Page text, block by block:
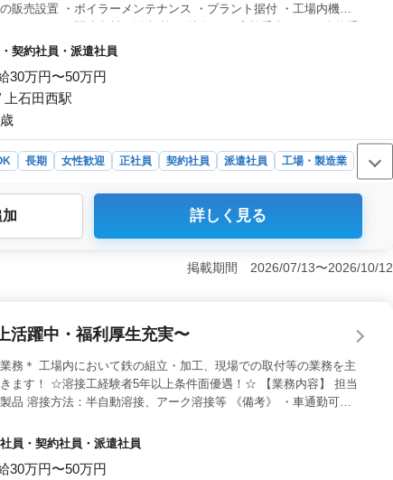
販売設置 ・ボイラーメンテナンス ・プラント据付 ・工場内機械
な50代以上の方が活躍中！ ぜひ皆様の経験を存分に発揮してくだ
契約社員・派遣社員
30万円〜50万円
上石田西駅
長期 女性歓迎 正社員 契約社員 派遣社員 工場・製造業
区上石田町にある配管関連の企業では、経験豊富な溶接工を
が活躍する環境で、残業も少なめで働きやすい環境です。正
台などの溶接業務が含まれます。また、ボイラーや機械機器の
して、家族手当や資格手当などが整っており、働きやすい
活かして、溶接工としてさらなるキャリアを築きたい方々に
詳しく見る
掲載期間 2026/07/13〜2026/10/12
活躍中・福利厚生充実〜
務＊ 工場内において鉄の組立・加工、現場での取付等の業務を主
ます！ ☆溶接工経験者5年以上条件面優遇！☆ 【業務内容】 担当
品 溶接方法：半自動溶接、アーク溶接等 《備考》 ・車通勤可能
せください！
員・契約社員・派遣社員
30万円〜50万円